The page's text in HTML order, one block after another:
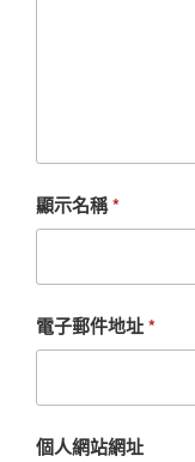
顯示名稱*
電子郵件地址*
個人網站網址